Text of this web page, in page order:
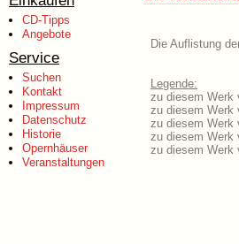
CD-Tipps
Angebote
Service
Suchen
Kontakt
Impressum
Datenschutz
Historie
Opernhäuser
Veranstaltungen
Die Auflistung
Legende:
zu diesem Werk
zu diesem Werk
zu diesem Werk
zu diesem Werk
zu diesem Werk